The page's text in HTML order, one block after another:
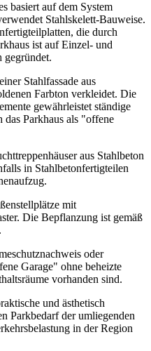
basiert auf dem System
Stahlskelett-Bauweise.
die durch
ist auf Einzel- und
gegründet.
Stahlfassade aus
Farbton verkleidet. Die
gewährleistet ständige
Parkhaus als "offene
aus Stahlbeton
in Stahlbetonfertigteilen
mit
Die Bepflanzung ist gemäß
oder
Garage" ohne beheizte
vorhanden sind.
und ästhetisch
Parkbedarf der umliegenden
in der Region